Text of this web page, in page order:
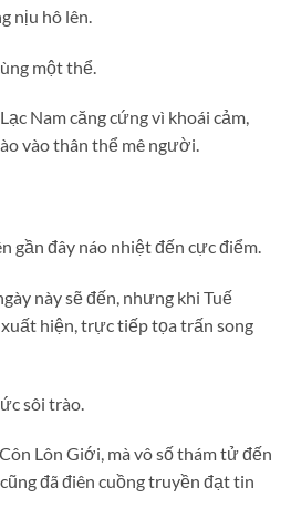
nịu hô lên.
một thể.
Nam căng cứng vì khoái cảm,
vào thân thể mê người.
gần đây náo nhiệt đến cực điểm.
này sẽ đến, nhưng khi Tuế
hiện, trực tiếp tọa trấn song
sôi trào.
Lôn Giới, mà vô số thám tử đến
đã điên cuồng truyền đạt tin